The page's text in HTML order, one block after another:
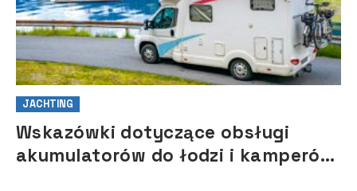
JACHTING
Wskazówki dotyczące obsługi
akumulatorów do łodzi i kamperów